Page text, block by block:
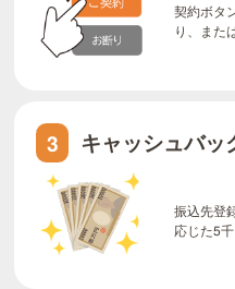
契約ボタ
り、また
3 キャッシュバッ
振込先登
応じた5